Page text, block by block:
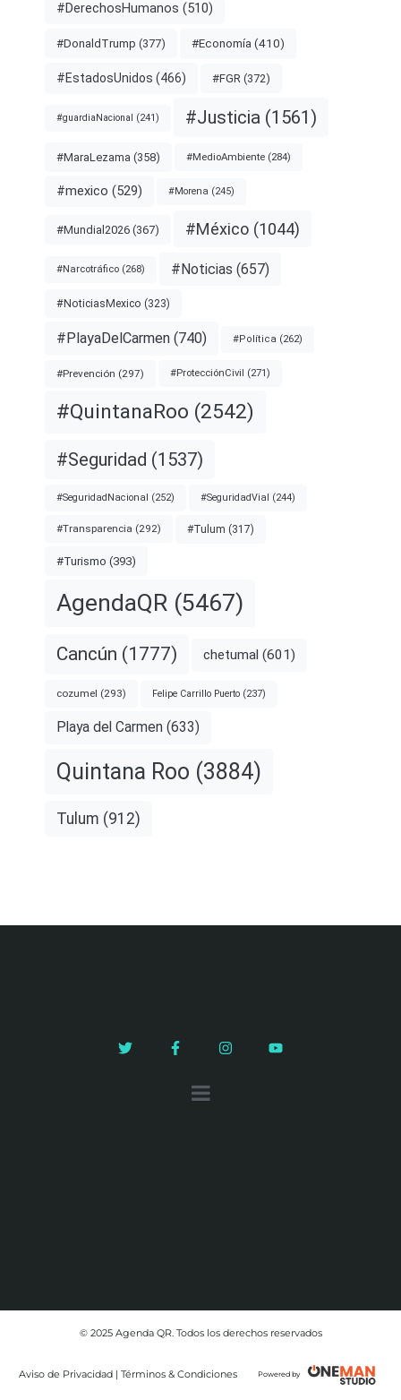
#DerechosHumanos (510)
#DonaldTrump (377) #Economía (410)
#EstadosUnidos (466) #FGR (372)
#guardiaNacional (241) #Justicia (1561)
#MaraLezama (358) #MedioAmbiente (284)
#mexico (529) #Morena (245)
#Mundial2026 (367) #México (1044)
#Narcotráfico (268) #Noticias (657)
#NoticiasMexico (323)
#PlayaDelCarmen (740) #Política (262)
#Prevención (297) #ProtecciónCivil (271)
#QuintanaRoo (2542)
#Seguridad (1537)
#SeguridadNacional (252) #SeguridadVial (244)
#Transparencia (292) #Tulum (317)
#Turismo (393)
AgendaQR (5467)
Cancún (1777) chetumal (601)
cozumel (293) Felipe Carrillo Puerto (237)
Playa del Carmen (633)
Quintana Roo (3884)
Tulum (912)
© 2025 Agenda QR. Todos los derechos reservados
Aviso de Privacidad | Términos & Condiciones Powered by